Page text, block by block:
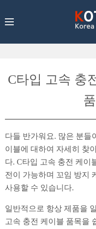
C타입 고속 충
다들 반가워요. 많은 분들
이블에 대하여 자세히 찾
다. C타입 고속 충전 케이
전이 가능하며 꼬임 방지
사용할 수 있습니다.
일반적으로 항상 제품을
고속 충전 케이블 품목을